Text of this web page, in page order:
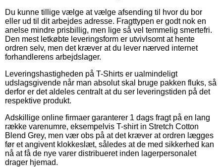
Du kunne tillige vælge at vælge afsending til hvor du bor
eller ud til dit arbejdes adresse. Fragttypen er godt nok en
anelse mindre prisbillig, men lige så vel temmelig smertefri.
Den mest letkøbte leveringsform er utvivlsomt at hente
ordren selv, men det kræver at du lever nærved internet
forhandlerens arbejdslager.
Leveringshastigheden på T-Shirts er ualmindeligt
udslagsgivende når man absolut skal bruge pakken fluks, så
derfor er det aldeles centralt at du ser leveringstiden på det
respektive produkt.
Adskillige online firmaer garanterer 1 dags fragt på en lang
række varenumre, eksempelvis T-shirt in Stretch Cotton
Blend Grey, men vær obs på at det kræver at ordren lægges
før et angivent klokkeslæt, således at de med sikkerhed kan
nå at få de nye varer distribueret inden lagerpersonalet
drager hjemad.